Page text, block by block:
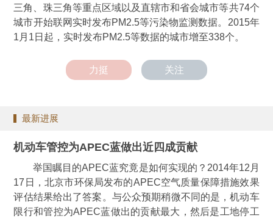
三角、珠三角等重点区域以及直辖市和省会城市等共74个
城市开始联网实时发布PM2.5等污染物监测数据。2015年
1月1日起，实时发布PM2.5等数据的城市增至338个。
力挺 关注
最新进展
机动车管控为APEC蓝做出近四成贡献
举国瞩目的APEC蓝究竟是如何实现的？2014年12月
17日，北京市环保局发布的APEC空气质量保障措施效果
评估结果给出了答案。与公众预期稍微不同的是，机动车
限行和管控为APEC蓝做出的贡献最大，然后是工地停工